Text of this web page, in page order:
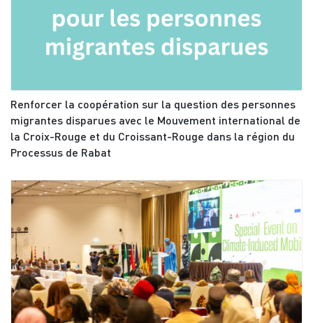
Renforcer la coopération sur la question des personnes
migrantes disparues avec le Mouvement international de
la Croix-Rouge et du Croissant-Rouge dans la région du
Processus de Rabat